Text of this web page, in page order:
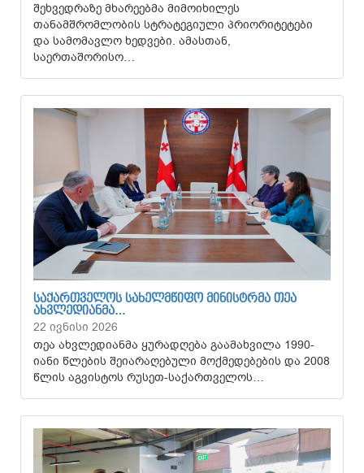
შეხვედრაზე მხარეებმა მიმოიხილეს
თანამშრომლობის სტრატეგიული პრიორიტეტები
და სამომავლო ხედვები. ამასთან,
საერთაშორისო…
ᲡᲐᲥᲐᲠᲗᲕᲔᲚᲝᲡ ᲡᲐᲮᲔᲚᲛᲬᲘᲤᲝ ᲛᲘᲜᲘᲡᲢᲠᲛᲐ ᲗᲔᲐ
ᲐᲮᲕᲚᲔᲓᲘᲐᲜᲛᲐ…
22 ივნისი 2026
თეა ახვლედიანმა ყურადღება გაამახვილა 1990-
იანი წლების შეიარაღებული მოქმედებების და 2008
წლის აგვისტოს რუსეთ-საქართველოს…